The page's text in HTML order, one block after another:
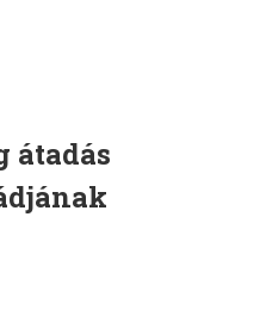
átadás